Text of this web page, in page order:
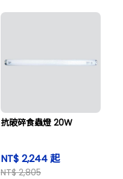
抗破碎食蟲燈 20W
NT$ 2,244 起
NT$ 2,805